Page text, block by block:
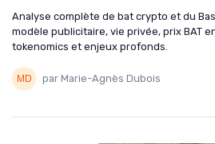
Analyse complète de bat crypto et du
modèle publicitaire, vie privée, prix BAT
tokenomics et enjeux profonds.
par Marie-Agnès Dubois